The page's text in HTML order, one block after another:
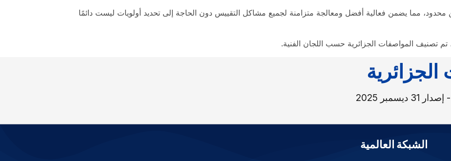
مما يضمن فعالية أفضل ومعالجة متزامنة لجميع مشاكل التقييس دون الحاجة إلى تحديد أولويات ليست دائمًا
تصنيف المواصفات الجزائرية حسب اللجان الفنية.
الشبكة العالمية